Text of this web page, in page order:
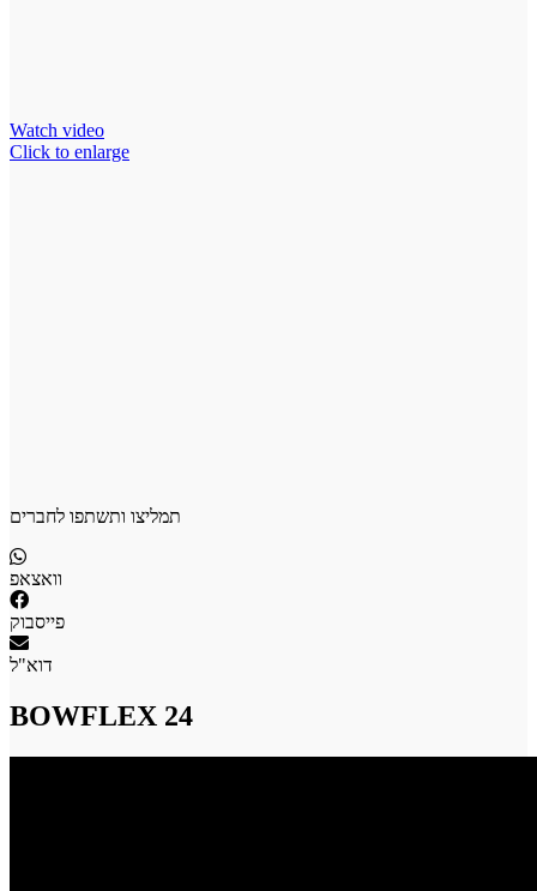
Watch video
Click to enlarge
תמליצו ותשתפו לחברים
וואצאפ
פייסבוק
דוא"ל
BOWFLEX 24